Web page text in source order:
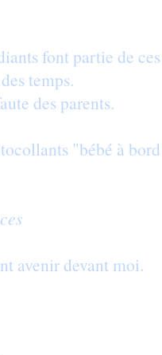
font partie de
temps.
des parents.
"bébé à
avenir devant moi.